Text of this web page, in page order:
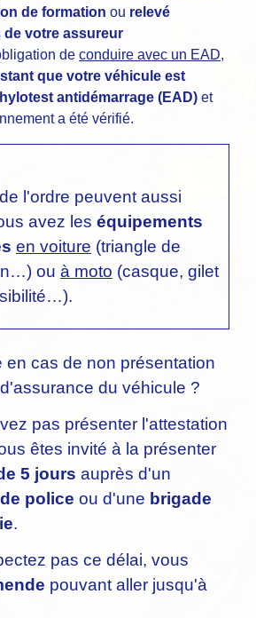
de formation ou relevé
votre assureur
de conduire avec un EAD,
que votre véhicule est
antidémarrage (EAD) et
a été vérifié.
l'ordre peuvent aussi
avez les équipements
en voiture (triangle de
ou à moto (casque, gilet
en cas de non présentation
du véhicule ?
pas présenter l'attestation
êtes invité à la présenter
5 jours auprès d'un
police ou d'une brigade
.
pas ce délai, vous
pouvant aller jusqu'à